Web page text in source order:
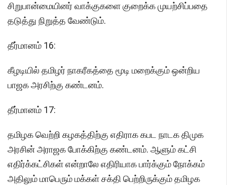
சிறுபான்மையினர் வாக்குகளை குறைக்க முயற்சிப்பதை
தடுத்து நிறுத்த வேண்டும்.
தீர்மானம் 16:
கீழடியில் தமிழர் நாகரீகத்தை மூடி மறைக்கும் ஒன்றிய
பாஜக அரசிற்கு கண்டனம்.
தீர்மானம் 17:
தமிழக வெற்றி கழகத்திற்கு எதிராக கபட நாடக திமுக
அரசின் அராஜக போக்கிற்கு கண்டனம். ஆளும் கட்சி
எதிர்க்கட்சிகள் என்றாலே எதிரியாக பார்க்கும் நோக்கம்
அதிலும் மாபெரும் மக்கள் சக்தி பெற்றிருக்கும் தமிழக